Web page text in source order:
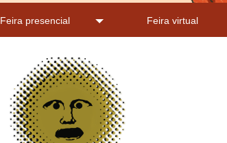
Feira presencial Feira virtual